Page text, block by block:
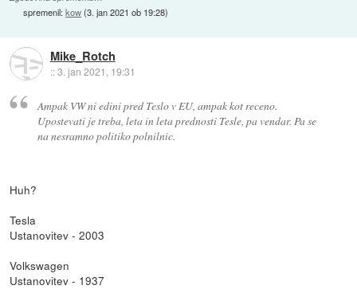
spremenil:kow(3. jan 2021 ob 19:28)
Mike_Rotch
::3. jan 2021, 19:31
Ampak VW ni edini pred Teslo v EU, ampak kot receno.
Upostevati je treba, leta in leta prednosti Tesle, pa vendar. Pa se
na nesramno politiko polnilnic.
Huh?
Tesla
Ustanovitev - 2003
Volkswagen
Ustanovitev - 1937